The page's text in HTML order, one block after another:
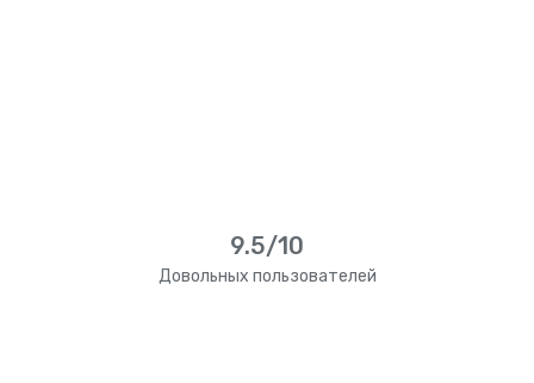
9.5/10
Довольных пользователей